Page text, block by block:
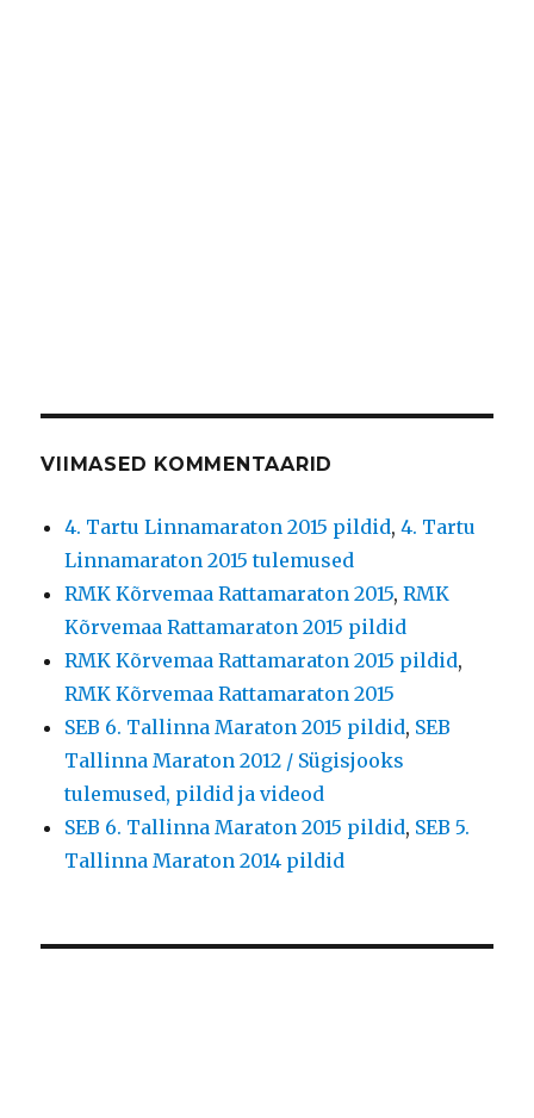
VIIMASED KOMMENTAARID
4. Tartu Linnamaraton 2015 pildid,4. Tartu
Linnamaraton 2015 tulemused
RMK Kõrvemaa Rattamaraton 2015,RMK
Kõrvemaa Rattamaraton 2015 pildid
RMK Kõrvemaa Rattamaraton 2015 pildid,
RMK Kõrvemaa Rattamaraton 2015
SEB 6. Tallinna Maraton 2015 pildid, SEB
Tallinna Maraton 2012 / Sügisjooks
tulemused, pildid ja videod
SEB 6. Tallinna Maraton 2015 pildid, SEB 5.
Tallinna Maraton 2014 pildid